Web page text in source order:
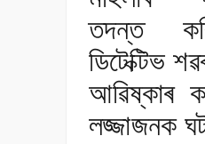
তদন্ত
ডিটেক্টিভ
আৱিষ্কাৰ
লজ্জাজনক